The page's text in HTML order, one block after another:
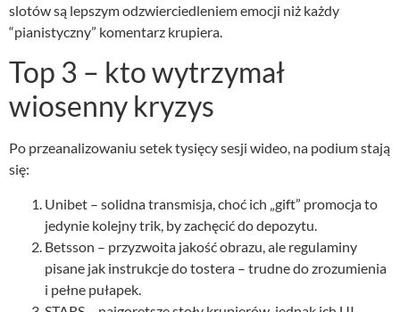
slotów są lepszym odzwierciedleniem emocji niż każdy
“pianistyczny” komentarz krupiera.
Top 3 – kto wytrzymał
wiosenny kryzys
Po przeanalizowaniu setek tysięcy sesji wideo, na podium stają
się:
Unibet – solidna transmisja, choć ich „gift” promocja to
jedynie kolejny trik, by zachęcić do depozytu.
Betsson – przyzwoita jakość obrazu, ale regulaminy
pisane jak instrukcje do tostera – trudne do zrozumienia
i pełne pułapek.